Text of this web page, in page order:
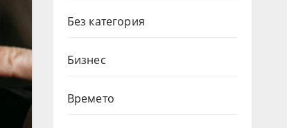
Без категория
Бизнес
Времето